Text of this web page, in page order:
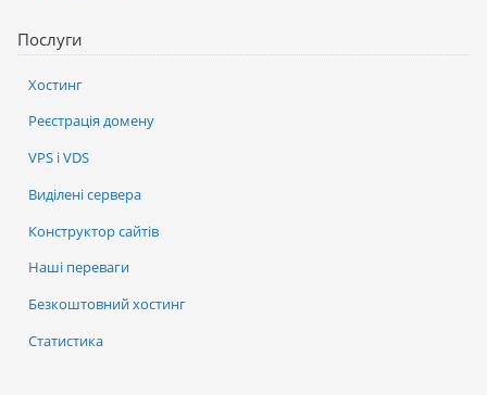
Послуги
Хостинг
Реєстрація домену
VPS і VDS
Виділені сервера
Конструктор сайтів
Наші переваги
Безкоштовний хостинг
Статистика